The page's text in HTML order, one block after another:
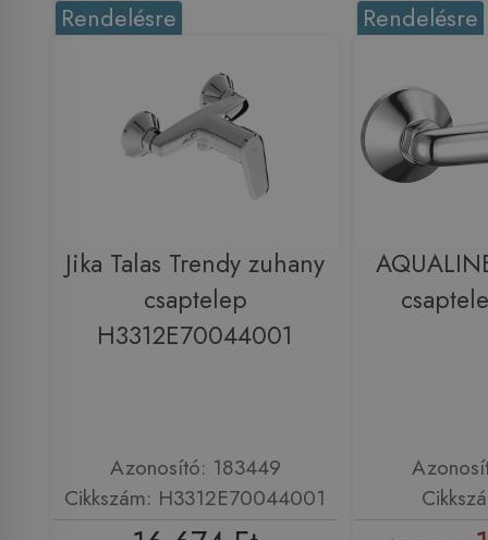
Rendelésre
Jika Talas Trendy zuhany
csaptelep
H3312E70044001
Azonosító: 183449
Cikkszám: H3312E70044001
Rendelésre